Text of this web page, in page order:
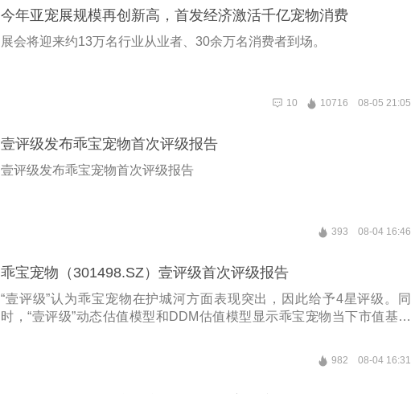
今年亚宠展规模再创新高，首发经济激活千亿宠物消费
展会将迎来约13万名行业从业者、30余万名消费者到场。
10 10716 08-05 21:05
壹评级发布乖宝宠物首次评级报告
壹评级发布乖宝宠物首次评级报告
393 08-04 16:46
乖宝宠物（301498.SZ）壹评级首次评级报告
“壹评级”认为乖宝宠物在护城河方面表现突出，因此给予4星评级。同
时，“壹评级”动态估值模型和DDM估值模型显示乖宝宠物当下市值基本
982 08-04 16:31